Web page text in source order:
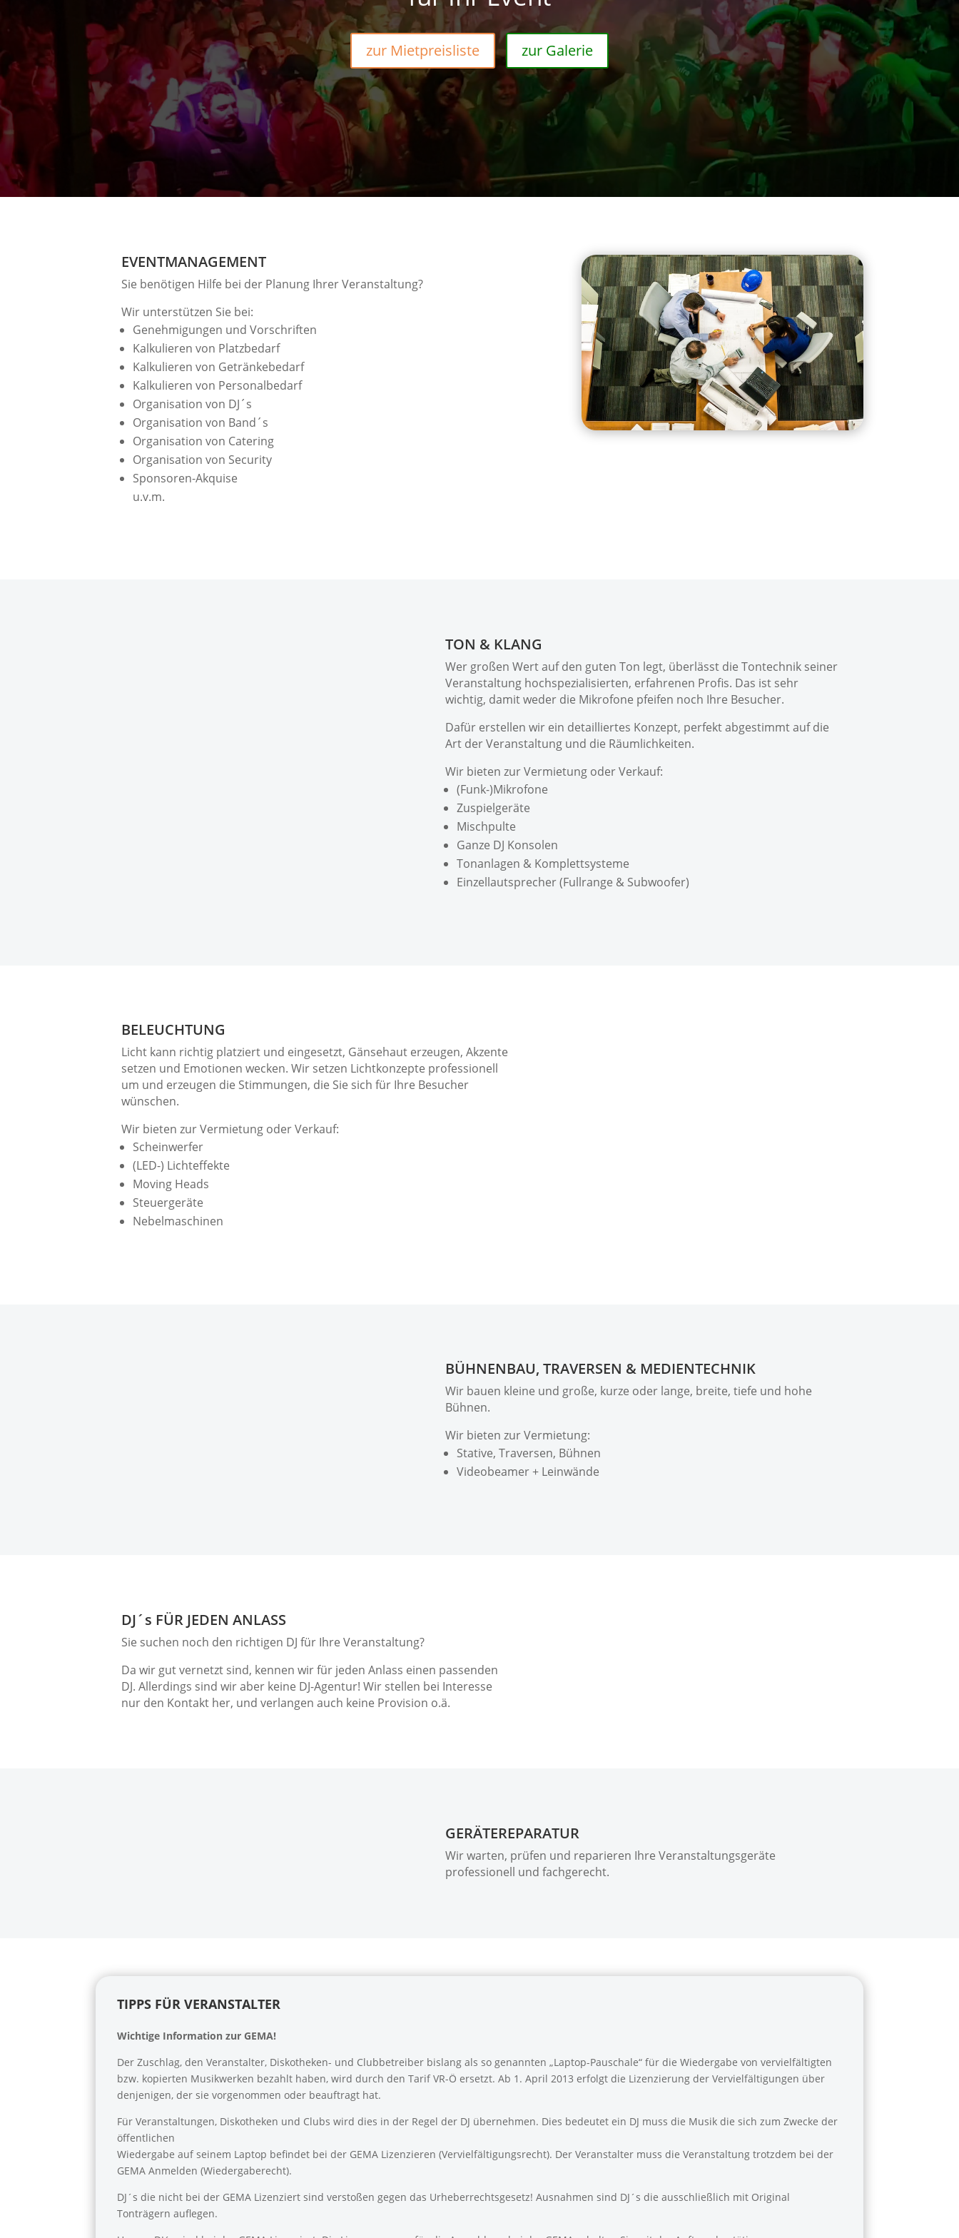
zur Mietpreisliste zur Galerie
EVENTMANAGEMENT
Sie benötigen Hilfe bei der Planung Ihrer Veranstaltung?
Wir unterstützen Sie bei:
Genehmigungen und Vorschriften
Kalkulieren von Platzbedarf
Kalkulieren von Getränkebedarf
Kalkulieren von Personalbedarf
Organisation von DJ´s
Organisation von Band´s
Organisation von Catering
Organisation von Security
Sponsoren-Akquise
u.v.m.
TON & KLANG
Wer großen Wert auf den guten Ton legt, überlässt die Tontechnik seiner
Veranstaltung hochspezialisierten, erfahrenen Profis. Das ist sehr
wichtig, damit weder die Mikrofone pfeifen noch Ihre Besucher.
Dafür erstellen wir ein detailliertes Konzept, perfekt abgestimmt auf die
Art der Veranstaltung und die Räumlichkeiten.
Wir bieten zur Vermietung oder Verkauf:
(Funk-)Mikrofone
Zuspielgeräte
Mischpulte
Ganze DJ Konsolen
Tonanlagen & Komplettsysteme
Einzellautsprecher (Fullrange & Subwoofer)
BELEUCHTUNG
Licht kann richtig platziert und eingesetzt, Gänsehaut erzeugen, Akzente
setzen und Emotionen wecken. Wir setzen Lichtkonzepte professionell
um und erzeugen die Stimmungen, die Sie sich für Ihre Besucher
wünschen.
Wir bieten zur Vermietung oder Verkauf:
Scheinwerfer
(LED-) Lichteffekte
Moving Heads
Steuergeräte
Nebelmaschinen
BÜHNENBAU, TRAVERSEN & MEDIENTECHNIK
Wir bauen kleine und große, kurze oder lange, breite, tiefe und hohe
Bühnen.
Wir bieten zur Vermietung:
Stative, Traversen, Bühnen
Videobeamer + Leinwände
DJ´s FÜR JEDEN ANLASS
Sie suchen noch den richtigen DJ für Ihre Veranstaltung?
Da wir gut vernetzt sind, kennen wir für jeden Anlass einen passenden
DJ. Allerdings sind wir aber keine DJ-Agentur! Wir stellen bei Interesse
nur den Kontakt her, und verlangen auch keine Provision o.ä.
GERÄTEREPARATUR
Wir warten, prüfen und reparieren Ihre Veranstaltungsgeräte
professionell und fachgerecht.
TIPPS FÜR VERANSTALTER
Wichtige Information zur GEMA!
Der Zuschlag, den Veranstalter, Diskotheken- und Clubbetreiber bislang als so genannten „Laptop-Pauschale“ für die Wiedergabe von vervielfältigten
bzw. kopierten Musikwerken bezahlt haben, wird durch den Tarif VR-Ö ersetzt. Ab 1. April 2013 erfolgt die Lizenzierung der Vervielfältigungen über
denjenigen, der sie vorgenommen oder beauftragt hat.
Für Veranstaltungen, Diskotheken und Clubs wird dies in der Regel der DJ übernehmen. Dies bedeutet ein DJ muss die Musik die sich zum Zwecke der
öffentlichen
Wiedergabe auf seinem Laptop befindet bei der GEMA Lizenzieren (Vervielfältigungsrecht). Der Veranstalter muss die Veranstaltung trotzdem bei der
GEMA Anmelden (Wiedergaberecht).
DJ´s die nicht bei der GEMA Lizenziert sind verstoßen gegen das Urheberrechtsgesetz! Ausnahmen sind DJ´s die ausschließlich mit Original
Tonträgern auflegen.